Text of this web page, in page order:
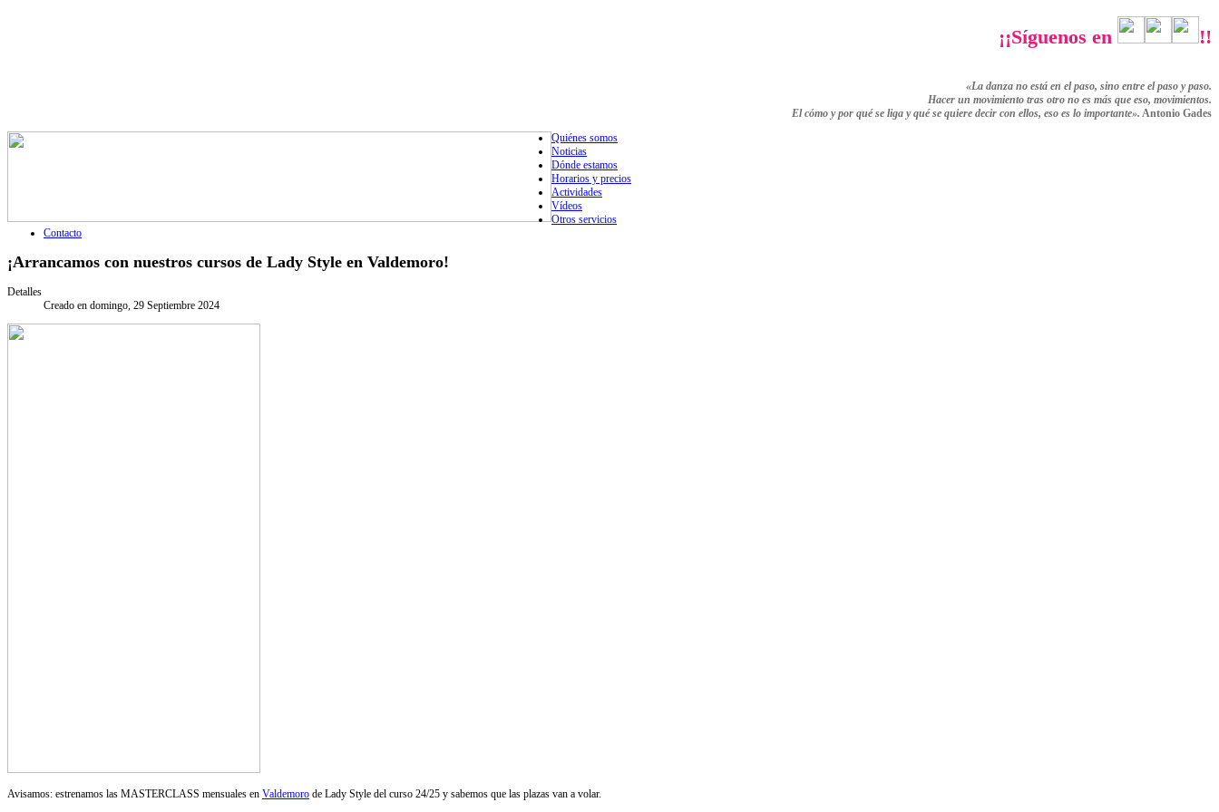
¡¡Síguenos en !!
«La danza no está en el paso, sino entre el paso y paso.
Hacer un movimiento tras otro no es más que eso, movimientos.
El cómo y por qué se liga y qué se quiere decir con ellos, eso es lo importante». Antonio Gades
Quiénes somos
Noticias
Dónde estamos
Horarios y precios
Actividades
Vídeos
Otros servicios
Contacto
¡Arrancamos con nuestros cursos de Lady Style en Valdemoro!
Detalles
Creado en domingo, 29 Septiembre 2024
Avisamos: estrenamos las MASTERCLASS mensuales en Valdemoro de Lady Style del curso 24/25 y sabemos que las plazas van a volar.